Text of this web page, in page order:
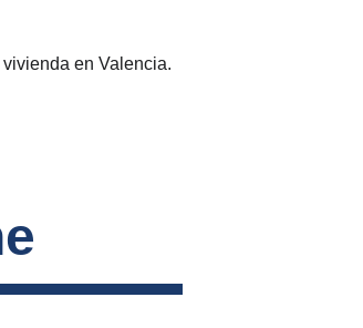
en Valencia.